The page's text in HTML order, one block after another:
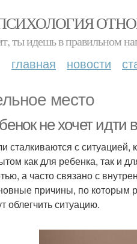
ты идешь в правильном
главная новости
место
не хочет
сталкиваются с ситуацией,
как для ребенка, так и
а часто связано с
причины, по которым
облегчить ситуацию.